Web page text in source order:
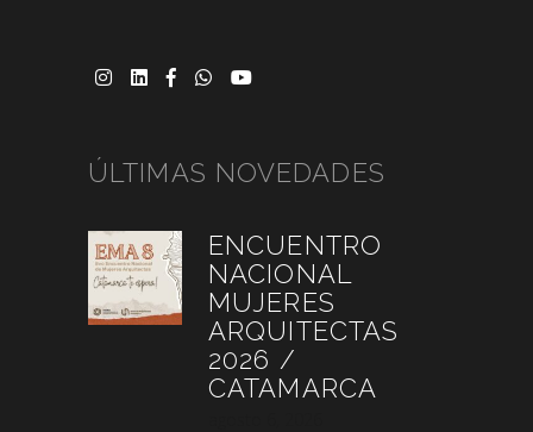
ÚLTIMAS NOVEDADES
ENCUENTRO
NACIONAL
MUJERES
ARQUITECTAS
2026 /
CATAMARCA